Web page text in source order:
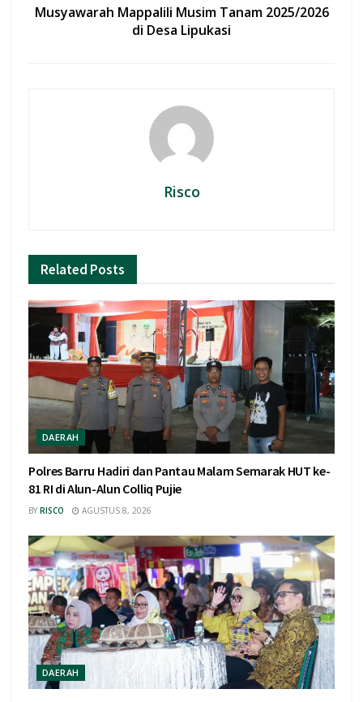
Musyawarah Mappalili Musim Tanam 2025/2026
di Desa Lipukasi
Risco
Related Posts
DAERAH
Polres Barru Hadiri dan Pantau Malam Semarak HUT ke-
81 RI di Alun-Alun Colliq Pujie
BY RISCO AGUSTUS 8, 2026
DAERAH